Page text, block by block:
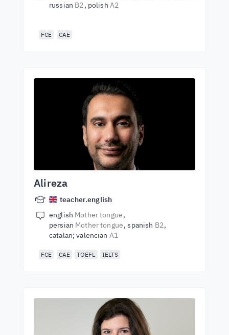
russian B2 polish A2
FCE CAE
Alireza
teacher.english
english Mother tongue
persian Mother tongue spanish B2
catalan; valencian A1
FCE CAE TOEFL IELTS